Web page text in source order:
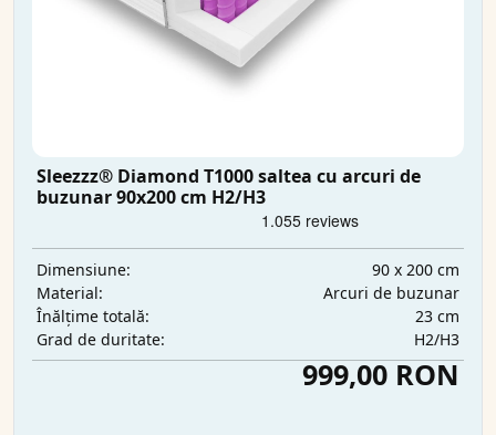
Sleezzz® Diamond T1000 saltea cu arcuri de
buzunar 90x200 cm H2/H3
Dimensiune:
90 x 200 cm
Material:
Arcuri de buzunar
Înălțime totală:
23 cm
Grad de duritate:
H2/H3
999,00 RON